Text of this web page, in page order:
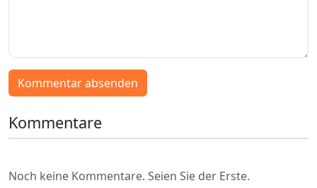
Kommentar absenden
Kommentare
Noch keine Kommentare. Seien Sie der Erste.